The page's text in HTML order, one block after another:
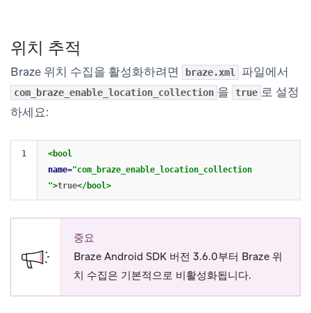
위치 추적
Braze 위치 수집을 활성화하려면 braze.xml 파일에서
com_braze_enable_location_collection 을 true 로 설정
하세요:
<bool
name="com_braze_enable_location_collection
">true</bool>
중요
Braze Android SDK 버전 3.6.0부터 Braze 위
치 수집은 기본적으로 비활성화됩니다.